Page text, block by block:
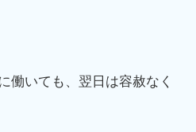
働いても、翌日は容赦なく